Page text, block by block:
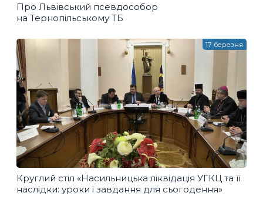
Про Львівський псевдособор
на Тернопільському ТБ
Круглий стіл «Насильницька ліквідація УГКЦ та її
наслідки: уроки і завдання для сьогодення»
17 березня